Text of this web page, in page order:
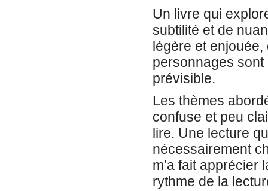
Un livre qui
subtilité et de
légère et
personnages sont
prévisible.
Les thèmes
confuse et peu
lire. Une lecture
nécessairement
m’a fait apprécier
rythme de la